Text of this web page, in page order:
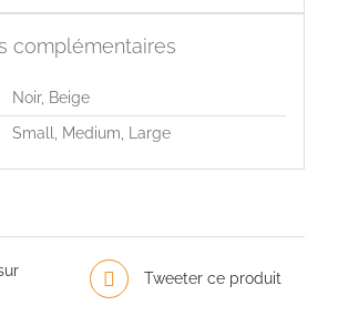
complémentaires
Noir, Beige
Small, Medium, Large
Tweeter ce produit